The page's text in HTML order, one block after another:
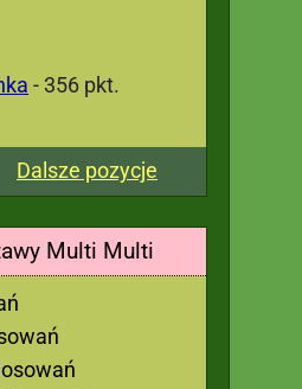
- 356 pkt.
Dalsze pozycje
Multi Multi